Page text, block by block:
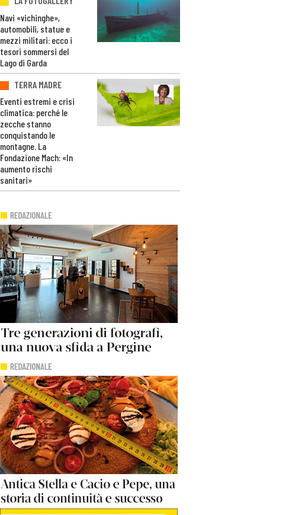
Navi «vichinghe»,
automobili, statue e
mezzi militari: ecco i
tesori sommersi del
Lago di Garda
TERRA MADRE
Eventi estremi e crisi
climatica: perché le
zecche stanno
conquistando le
montagne. La
Fondazione Mach: «In
aumento rischi
sanitari»